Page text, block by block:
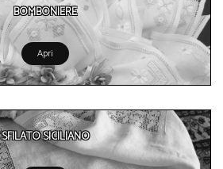
BOMBONIERE
Apri
SFILATO SICILIANO